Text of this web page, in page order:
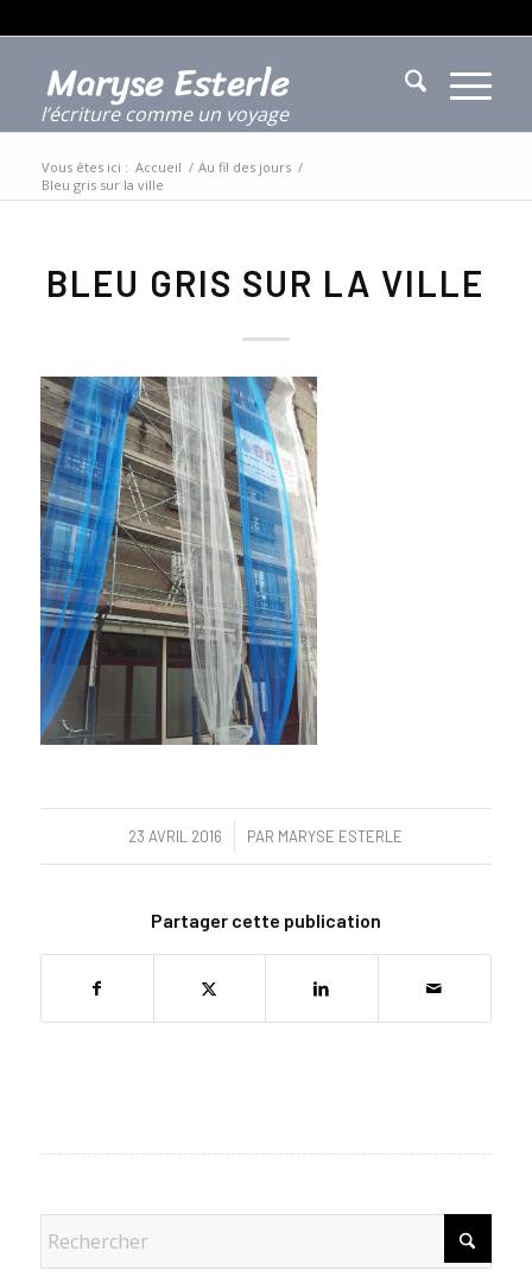
l’écriture comme un voyage
Vous êtes ici : Accueil / Au fil des jours /
Bleu gris sur la ville
BLEU GRIS SUR LA VILLE
23 AVRIL 2016
/ PAR MARYSE ESTERLE
Partager cette publication